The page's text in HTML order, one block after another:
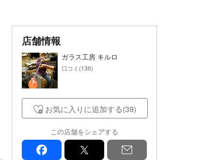
店舗情報
ガラス工房 キルロ
口コミ(136)
お気に入りに追加する(39)
この店舗をシェアする
facebook